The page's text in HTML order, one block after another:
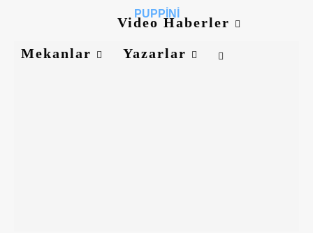
Video Haberler
Mekanlar
Yazarlar
PUPPINI